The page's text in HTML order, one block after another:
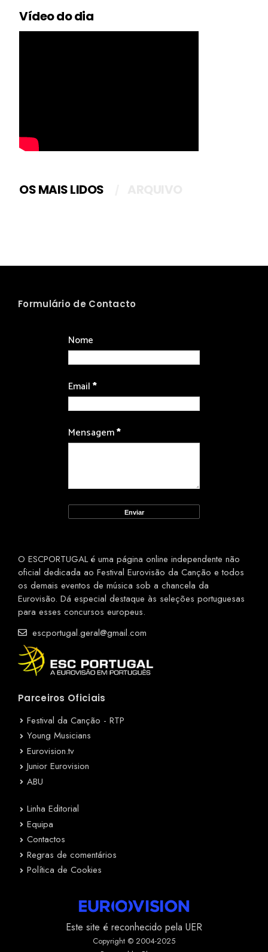
Vídeo do dia
OS MAIS LIDOS
Formulário de Contacto
Nome
Email*
Mensagem*
O ESCPORTUGAL é uma página online independente não
oficial dedicada ao Festival Eurovisão da Canção e todos
os demais eventos de música sob a chancela da
Eurovisão. Dá especial destaque às seleções portuguesas
para esses concursos europeus.
escportugal.geral@gmail.com
Parceiros Oficiais
Festival da Canção - RTP
Young Musicians
Eurovision.tv
Junior Eurovision
ABU
Linha Editorial
Equipa
Contactos
Regras de comentários
Política de Cookies
Este site é reconhecido pela UER
Copyright © 2004-2025